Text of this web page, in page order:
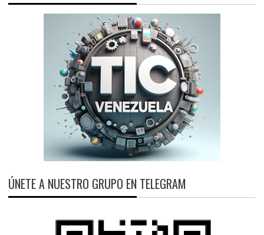
ÚNETE A NUESTRO GRUPO EN TELEGRAM